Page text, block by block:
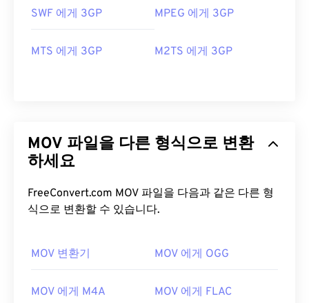
00 00 00
00 00 00
SWF 에게 3GP MPEG 에게 3GP
MTS 에게 3GP M2TS 에게 3GP
MOV 파일을 다른 형식으로 변환
하세요
FreeConvert.com MOV 파일을 다음과 같은 다른 형
식으로 변환할 수 있습니다.
MOV 변환기 MOV 에게 OGG
MOV 에게 M4A MOV 에게 FLAC